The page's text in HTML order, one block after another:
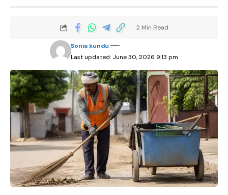
Last updated: June 30, 2026 9:13 pm
Sonia kundu
2 Min Read